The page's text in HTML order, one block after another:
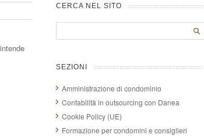
CERCA NEL SITO
SEZIONI
Amministrazione di condominio
Contabilità in outsourcing con Danea
Cookie Policy (UE)
Formazione per condomini e consiglieri